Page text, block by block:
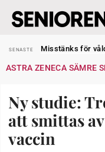
SENASTE
Misstänks för
SENASTE
Kravet: Nu måste
SENASTE
Hyror rusar ifrån
SENASTE
Liten höjning av
SENASTE
Misstänks för
ASTRA ZENECA SÄMRE
Ny studie:
att smittas
vaccin